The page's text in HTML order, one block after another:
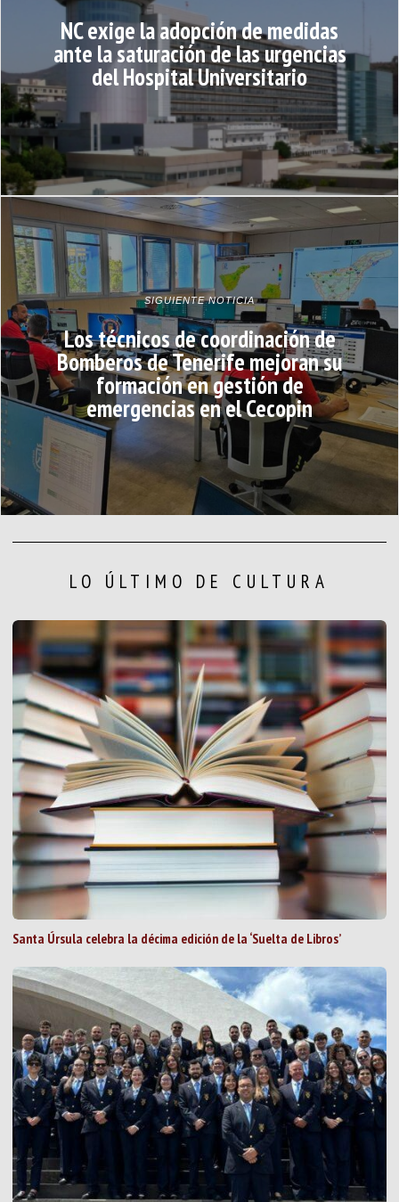
NC exige la adopción de medidas
ante la saturación de las urgencias
del Hospital Universitario
SIGUIENTE NOTICIA
Los técnicos de coordinación de
Bomberos de Tenerife mejoran su
formación en gestión de
emergencias en el Cecopin
LO ÚLTIMO DE CULTURA
Santa Úrsula celebra la décima edición de la ‘Suelta de Libros’